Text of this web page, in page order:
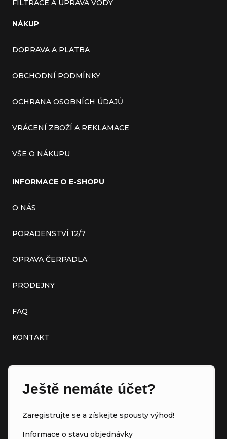
FILTRACE A ÚPRAVA VODY
NÁKUP
DOPRAVA A PLATBA
OBCHODNÍ PODMÍNKY
OCHRANA OSOBNÍCH ÚDAJŮ
VRÁCENÍ ZBOŽÍ A REKLAMACE
VŠE O NÁKUPU
INFORMACE O E-SHOPU
O NÁS
PORADENSTVÍ 12/7
OPRAVA ČERPADLA
PRODEJNY
FAQ
KONTAKT
Ještě nemáte účet?
Zaregistrujte se a získejte spousty výhod!
Informace o stavu objednávky